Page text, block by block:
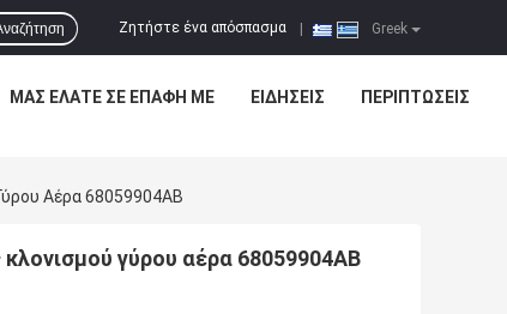
Greek
Ζητήστε ένα απόσπασμα
ΜΑΣ ΕΛΆΤΕ ΣΕ ΕΠΑΦΉ ΜΕ ΕΙΔΉΣΕΙΣ ΠΕΡΙΠΤΏΣΕΙΣ
Αέρα 68059904AB
γύρου αέρα 68059904AB